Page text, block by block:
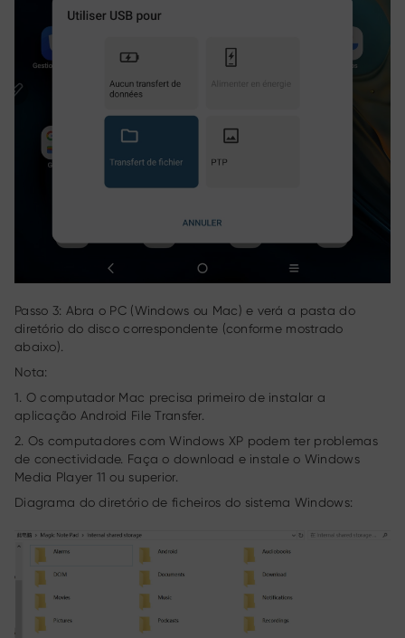
Passo 3: Abra o PC (Windows ou Mac) e verá a pasta do
diretório do disco correspondente (conforme mostrado
abaixo).
Nota:
1. O computador Mac precisa primeiro de instalar a
aplicação Android File Transfer.
2. Os computadores com Windows XP podem ter problemas
de conectividade. Faça o download e instale o Windows
Media Player 11 ou superior.
Diagrama do diretório de ficheiros do sistema Windows: